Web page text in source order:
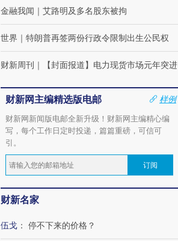
金融我闻 ｜ 艾路明及多名股东被拘
世界 ｜ 特朗普再签两份行政令限制出生公民权
财新周刊 ｜ 【封面报道】电力现货市场元年突进
财新网主编精选版电邮
样例
财新网新闻版电邮全新升级！财新网主编精心编
写，每个工作日定时投递，篇篇重磅，可信可
引。
订阅
财新名家
伍戈 ： 停不下来的价格？